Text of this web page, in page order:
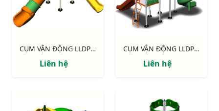
CỤM VẬN ĐỘNG LLDPE NIK124060M
Liên hệ
CỤM VẬN ĐỘNG LLDPE NIK133070L
Liên hệ